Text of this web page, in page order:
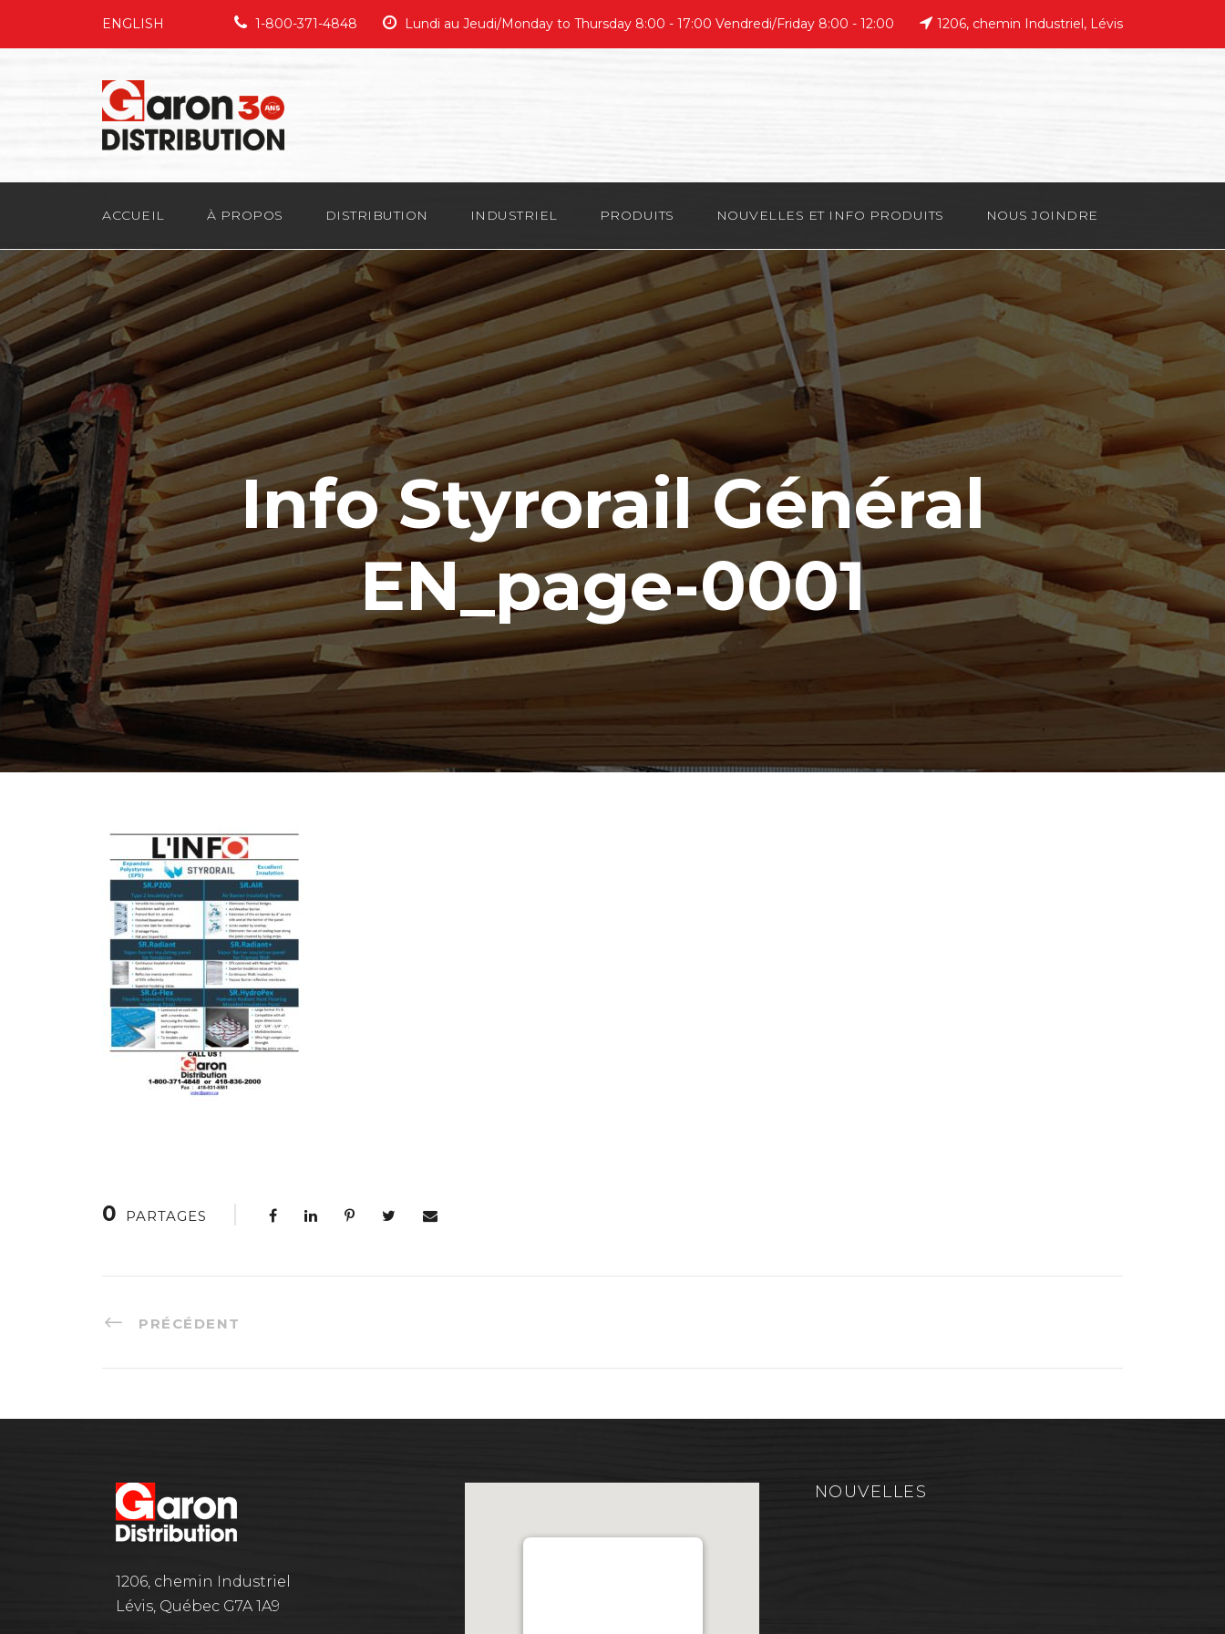
ENGLISH 1-800-371-4848 Lundi au Jeudi/Monday to Thursday 8:00 - 17:00 Vendredi/Friday 8:00 - 12:00 1206, chemin Industriel, Lévis
ACCUEIL À PROPOS DISTRIBUTION INDUSTRIEL PRODUITS NOUVELLES ET INFO PRODUITS NOUS JOINDRE
Info Styrorail Général
EN_page-0001
0 PARTAGES
PRÉCÉDENT
1206, chemin Industriel
Lévis, Québec G7A 1A9
NOUVELLES